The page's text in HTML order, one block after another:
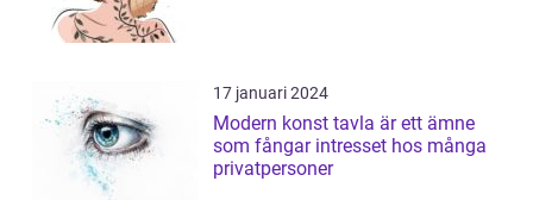
17 januari 2024
Modern konst tavla är ett ämne
som fångar intresset hos många
privatpersoner